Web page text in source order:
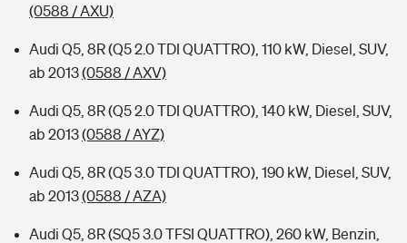
(0588 / AXU)
Audi Q5, 8R (Q5 2.0 TDI QUATTRO), 110 kW, Diesel, SUV,
ab 2013(0588 / AXV)
Audi Q5, 8R (Q5 2.0 TDI QUATTRO), 140 kW, Diesel, SUV,
ab 2013(0588 / AYZ)
Audi Q5, 8R (Q5 3.0 TDI QUATTRO), 190 kW, Diesel, SUV,
ab 2013(0588 / AZA)
Audi Q5, 8R (SQ5 3.0 TFSI QUATTRO), 260 kW, Benzin,